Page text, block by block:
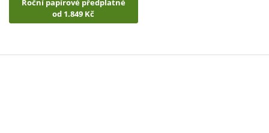
Roční papírové předplatné
od 1.849 Kč